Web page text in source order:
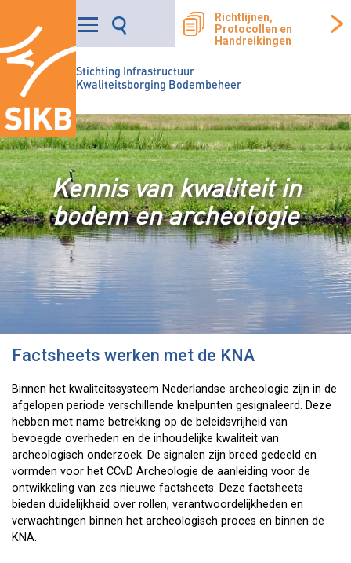
Stichting Infrastructuur
Kwaliteitsborging Bodembeheer
Richtlijnen,
Protocollen en
Handreikingen
Kennis van kwaliteit in
bodem en archeologie
Factsheets werken met de KNA
Binnen het kwaliteitssysteem Nederlandse archeologie zijn in de
afgelopen periode verschillende knelpunten gesignaleerd. Deze
hebben met name betrekking op de beleidsvrijheid van
bevoegde overheden en de inhoudelijke kwaliteit van
archeologisch onderzoek. De signalen zijn breed gedeeld en
vormden voor het CCvD Archeologie de aanleiding voor de
ontwikkeling van zes nieuwe factsheets. Deze factsheets
bieden duidelijkheid over rollen, verantwoordelijkheden en
verwachtingen binnen het archeologisch proces en binnen de
KNA.